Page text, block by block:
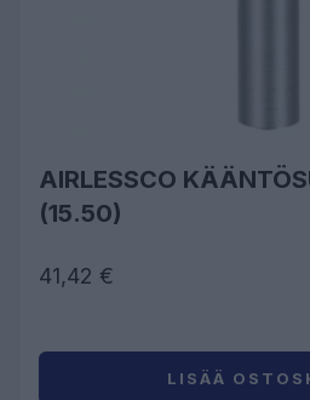
AIRLESSCO
(15.50)
41,42 €
LISÄÄ